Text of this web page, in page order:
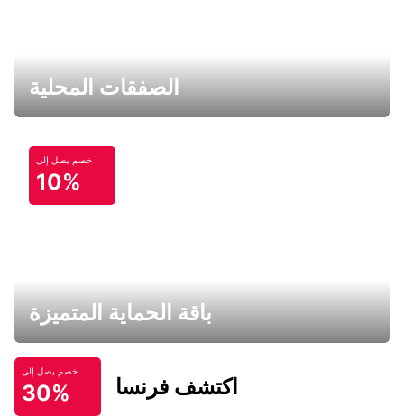
الصفقات المحلية
خصم يصل إلى
10%
باقة الحماية المتميزة
خصم يصل إلى
30% اكتشف فرنسا